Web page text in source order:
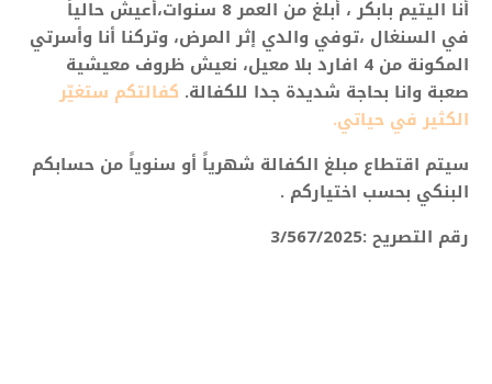
أنا اليتيم بابكر ، أبلغ من العمر 8
سنوات،أعيش حالياً
في السنغال ،توفي والدي إثر المرض، وتركنا أنا وأسرتي
المكونة من 4 افارد بلا معيل، نعيش ظروف معيشية
صعبة وانا بحاجة شديدة جدا للكفالة. كفالتكم ستغيّر
الكثير في حياتي.
سيتم اقتطاع مبلغ الكفالة شهرياً أو سنوياً من حسابكم
البنكي بحسب اختياركم .
رقم التصريح :3/567/2025